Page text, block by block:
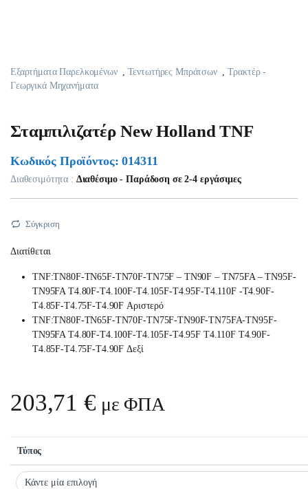
Εξαρτήματα Παρελκομένων Τεντωτήρες Μπράτσων
Τρακτέρ -
Γεωργικά Μηχανήματα
Σταμπιλιζατέρ New Holland TNF
Κωδικός Προϊόντος: 014311
Διαθεσιμότητα : Διαθέσιμο - Παράδοση σε 2-4 εργάσιμες
Σύγκριση
Διατίθεται
TNF:TN80F-TN65F-TN70F-TN75F – TN90F – TN75FA – TN95F-
TN95FA T4.80F-T4.100F-T4.105F-T4.95F-T4.110F -T4.90F-
T4.85F-T4.75F-T4.90F Αριστερό
TNF:TN80F-TN65F-TN70F-TN75F-TN90F-TN75FA-TN95F-
TN95FA T4.80F-T4.100F-T4.105F-T4.95F T4.110F T4.90F-
T4.85F-T4.75F-T4.90F Δεξί
203,71€ με ΦΠΑ
Τύπος